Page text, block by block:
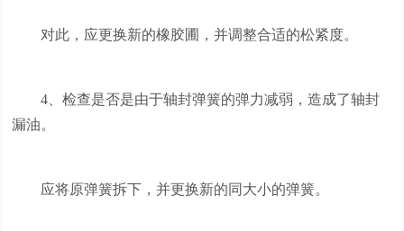
对此，应更换新的橡胶圃，并调整合适的松紧度。
4、检查是否是由于轴封弹簧的弹力减弱，造成了轴封
漏油。
应将原弹簧拆下，并更换新的同大小的弹簧。